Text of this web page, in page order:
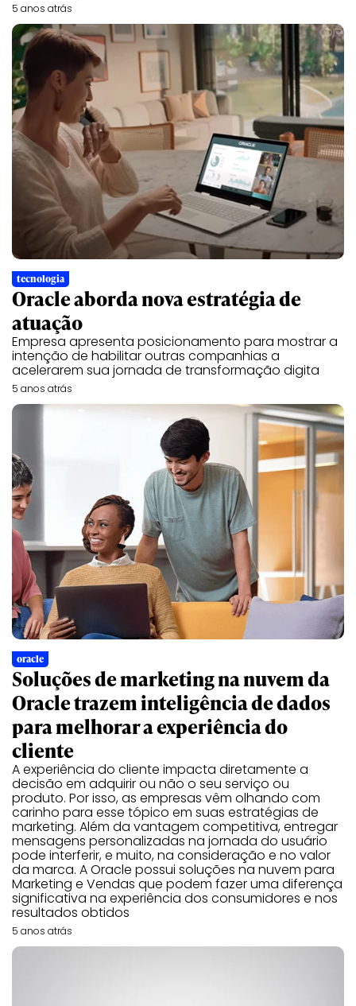
5 anos atrás
tecnologia
Oracle aborda nova estratégia de
atuação
Empresa apresenta posicionamento para mostrar a
intenção de habilitar outras companhias a
acelerarem sua jornada de transformação digita
5 anos atrás
oracle
Soluções de marketing na nuvem da
Oracle trazem inteligência de dados
para melhorar a experiência do
cliente
A experiência do cliente impacta diretamente a
decisão em adquirir ou não o seu serviço ou
produto. Por isso, as empresas vêm olhando com
carinho para esse tópico em suas estratégias de
marketing. Além da vantagem competitiva, entregar
mensagens personalizadas na jornada do usuário
pode interferir, e muito, na consideração e no valor
da marca. A Oracle possui soluções na nuvem para
Marketing e Vendas que podem fazer uma diferença
significativa na experiência dos consumidores e nos
resultados obtidos
5 anos atrás